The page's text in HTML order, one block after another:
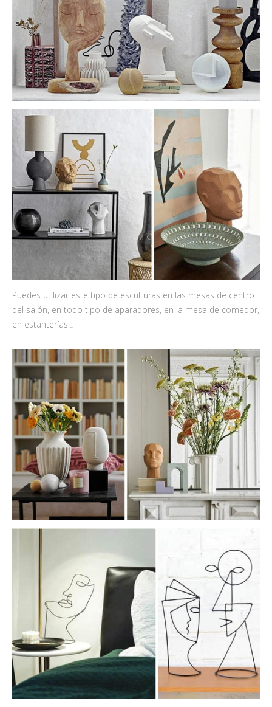
Puedes utilizar este tipo de esculturas en las mesas de centro
del salón, en todo tipo de aparadores, en la mesa de comedor,
en estanterías…